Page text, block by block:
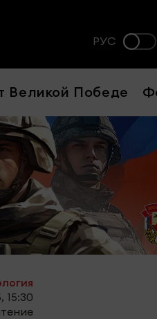
РУС
Великой Победе
15:30